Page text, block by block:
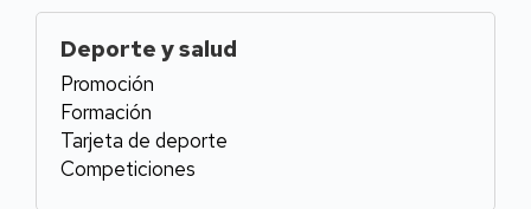
Deporte y salud
Promoción
Formación
Tarjeta de deporte
Competiciones